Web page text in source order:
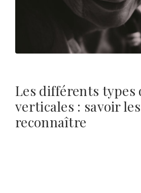
Les différents types
verticales : savoir les
reconnaître